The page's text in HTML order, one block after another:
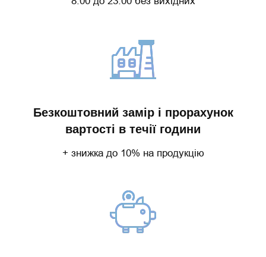
Безкоштовний замір і прорахунок
вартості в течії години
+ знижка до 10% на продукцію